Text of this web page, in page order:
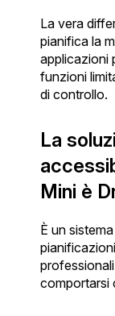
La vera
pianifica la
applicazioni
funzioni
di controllo.
La
Mini è
È un
comportarsi